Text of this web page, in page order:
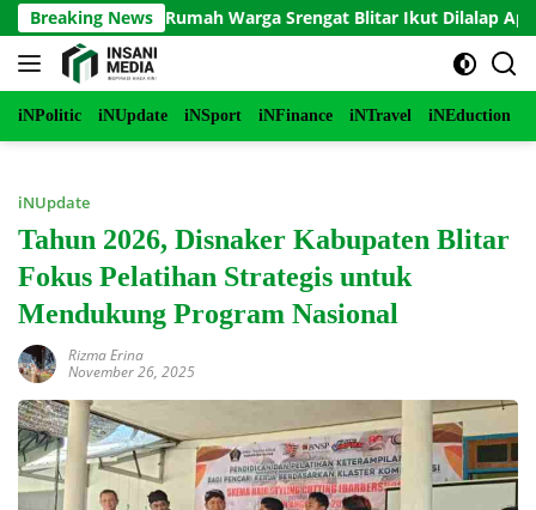
Langsung
ke
konten
Breaking News
Rumah Warga Srengat Blitar Ikut Dilalap Api, Segini
iNPolitic iNUpdate iNSport iNFinance iNTravel iNEduction
iNUpdate
Tahun 2026, Disnaker Kabupaten Blitar
Fokus Pelatihan Strategis untuk
Mendukung Program Nasional
Rizma Erina
November 26, 2025